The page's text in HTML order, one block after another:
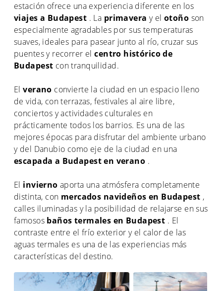
estación ofrece una experiencia diferente en los
viajes a Budapest . La primavera y el otoño son
especialmente agradables por sus temperaturas
suaves, ideales para pasear junto al río, cruzar sus
puentes y recorrer elcentro histórico de
Budapest con tranquilidad.
Elverano convierte la ciudad en un espacio lleno
de vida, con terrazas, festivales al aire libre,
conciertos y actividades culturales en
prácticamente todos los barrios. Es una de las
mejores épocas para disfrutar del ambiente urbano
y del Danubio como eje de la ciudad en una
escapada a Budapest en verano .
El inviernoaporta una atmósfera completamente
distinta, con mercados navideños en Budapest ,
calles iluminadas y la posibilidad de relajarse en sus
famosos baños termales en Budapest . El
contraste entre el frío exterior y el calor de las
aguas termales es una de las experiencias más
características del destino.